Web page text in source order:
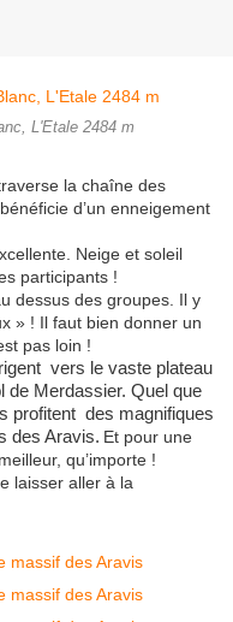
L'Etale 2484 m
la chaîne des
d’un enneigement
Neige et soleil
participants !
dessus des groupes. Il y
» ! Il faut bien donner un
pas loin !
vers le vaste plateau
de Merdassier. Quel que
profitent des magnifiques
des Aravis. Et pour une
qu’importe !
laisser aller à la